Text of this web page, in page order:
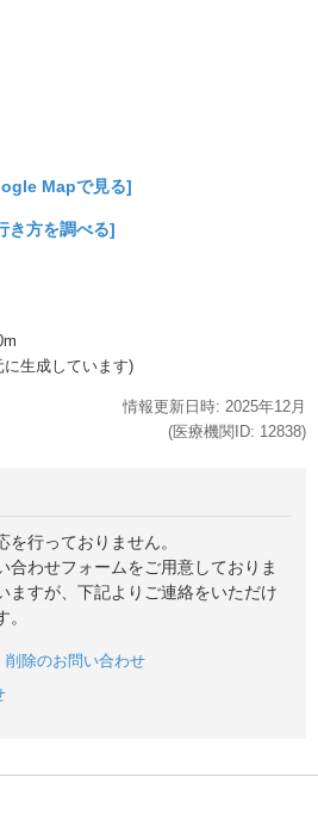
Mapで見る]
き方を調べる]
生成しています)
情報更新日時: 2025年12月
(医療機関ID: 12838)
行っておりません。
合わせフォームをご用意しておりま
ますが、下記よりご連絡をいただけ
削除のお問い合わせ